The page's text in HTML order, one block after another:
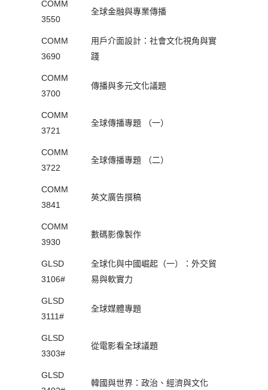
COMM
3550
全球金融與專業傳播
COMM
3690
用戶介面設計：社會文化視角與實
踐
COMM
3700
傳播與多元文化議題
COMM
3721
全球傳播專題 （一）
COMM
3722
全球傳播專題 （二）
COMM
3841
英文廣告撰稿
COMM
3930
數碼影像製作
GLSD
3106#
全球化與中國崛起（一）：外交貿
易與軟實力
GLSD
3111#
全球媒體專題
GLSD
3303#
從電影看全球議題
GLSD
韓國與世界：政治、經濟與文化